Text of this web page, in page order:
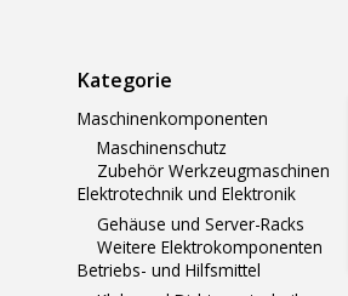
Ergebnisse filtern
Kategorie
Maschinenkomponenten
Maschinenschutz
Zubehör Werkzeugmaschinen
Elektrotechnik und Elektronik
Gehäuse und Server-Racks
Weitere Elektrokomponenten
Betriebs- und Hilfsmittel